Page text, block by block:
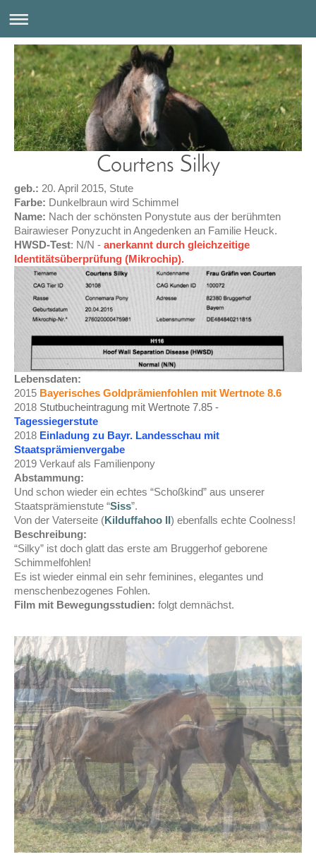
Courtens Silky
geb.: 20. April 2015, Stute
Farbe: Dunkelbraun wird Schimmel
Name: Nach der schönsten Ponystute aus der berühmten
Bairawieser Ponyzucht in Angedenken an Familie Heuck.
HWSD-Test: N/N - anerkannt durch gleichzeitige
Identitätsüberprüfung (Mikrochip).
Lebensdaten:
2015 Bayerisches Goldprämienfohlen mit Wertnote 8.6
2018 Stutbucheintragung mit Wertnote 7.85 -
Tagessiegerstute
2018 Einladung zu Bayr. Landesschau mit
Staatsprämienvergabe
2019 Verkauf als Familienpony
Abstammung:
Und schon wieder ein echtes “Schoßkind” aus unserer
Staatsprämienstute “Siss”.
Von der Vaterseite (Kilduffahoo II) ebenfalls echte Coolness!
Beschreibung:
“Silky” ist doch glatt das erste am Bruggerhof geborene
Schimmelfohlen!
Es ist wieder einmal ein sehr feminines, elegantes und
menschenbezogenes Fohlen.
Film mit Bewegungsstudien: folgt demnächst.